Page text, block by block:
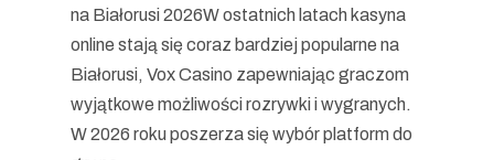
na Białorusi 2026W ostatnich latach kasyna
online stają się coraz bardziej popularne na
Białorusi, Vox Casino zapewniając graczom
wyjątkowe możliwości rozrywki i wygranych.
W 2026 roku poszerza się wybór platform do